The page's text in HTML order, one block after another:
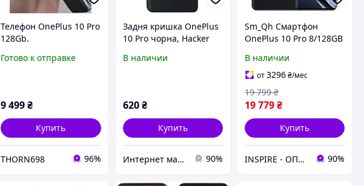
Телефон OnePlus 10 Pro
128Gb.
Готово к отправке
9 499₴
Купить
THORN698 96%
Задня кришка OnePlus
10 Pro чорна, Hacker
В наличии
620 ₴
Купить
Интернет магазин Srtelefon.prom.ua 90%
Sm_Qh Смартфон
OnePlus 10 Pro 8/128GB
В наличии
от3296₴/мес
19 779₴
19 799 ₴
Купить
INSPIRE - ОПТОВІ ПРОДАЖІ ТА БЕЗГОТІВКА ДЛЯ БІЗНЕСУ 90%